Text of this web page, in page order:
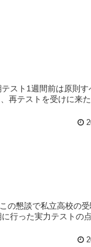
スト1週間前は原則す
再テストを受けに来
の懇談で私立高校の